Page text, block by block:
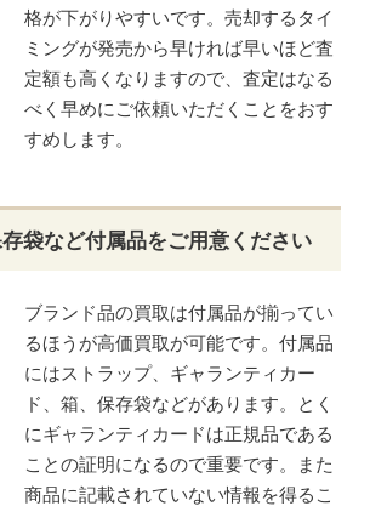
格が下がりやすいです。売却するタイ
ミングが発売から早ければ早いほど査
定額も高くなりますので、査定はなる
べく早めにご依頼いただくことをおす
すめします。
袋など付属品をご用意ください
ブランド品の買取は付属品が揃ってい
るほうが高価買取が可能です。付属品
にはストラップ、ギャランティカー
ド、箱、保存袋などがあります。とく
にギャランティカードは正規品である
ことの証明になるので重要です。また
商品に記載されていない情報を得るこ